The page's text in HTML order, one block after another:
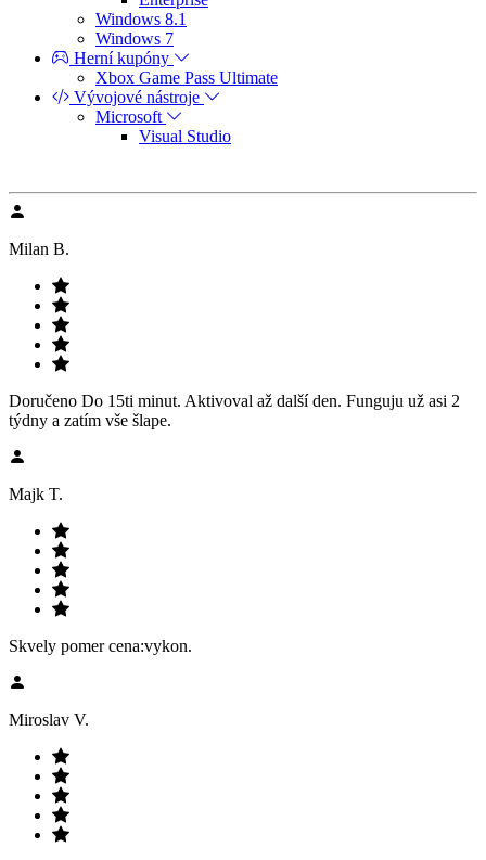
Windows 8.1
Windows 7
Herní kupóny
Xbox Game Pass Ultimate
Vývojové nástroje
Microsoft
Visual Studio
Milan B.
Doručeno Do 15ti minut. Aktivoval až další den. Funguju už asi 2
týdny a zatím vše šlape.
Majk T.
Skvely pomer cena:vykon.
Miroslav V.